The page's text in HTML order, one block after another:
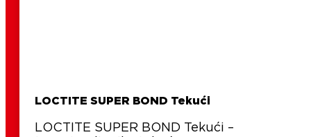
LOCTITE SUPER BOND Tekući
LOCTITE SUPER BOND Tekući –